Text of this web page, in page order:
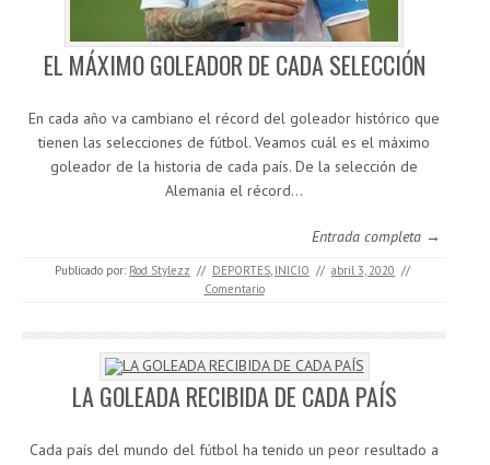
EL MÁXIMO GOLEADOR DE CADA SELECCIÓN
En cada año va cambiano el récord del goleador histórico que
tienen las selecciones de fútbol. Veamos cuál es el máximo
goleador de la historia de cada país. De la selección de
Alemania el récord…
Entrada completa →
Publicado por: Rod Stylezz // DEPORTES, INICIO // abril 3, 2020 //
Comentario
LA GOLEADA RECIBIDA DE CADA PAÍS
Cada país del mundo del fútbol ha tenido un peor resultado a